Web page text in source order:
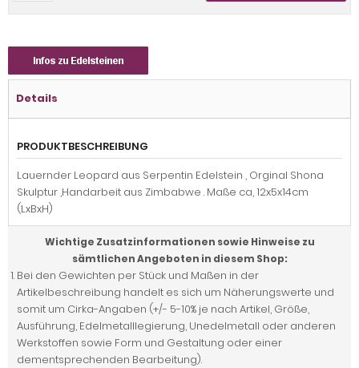
Details
PRODUKTBESCHREIBUNG
Lauernder Leopard aus Serpentin Edelstein , Orginal Shona
Skulptur ,Handarbeit aus Zimbabwe . Maße ca, 12x5x14cm
(LxBxH)
Wichtige Zusatzinformationen sowie Hinweise zu
sämtlichen Angeboten in diesem Shop:
Bei den Gewichten per Stück und Maßen in der
Artikelbeschreibung handelt es sich um Näherungswerte und
somit um Cirka-Angaben (+/- 5-10% je nach Artikel, Größe,
Ausführung, Edelmetalllegierung, Unedelmetall oder anderen
Werkstoffen sowie Form und Gestaltung oder einer
dementsprechenden Bearbeitung).